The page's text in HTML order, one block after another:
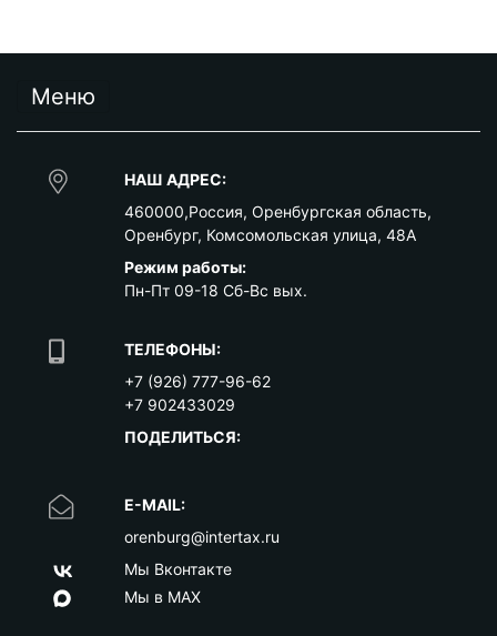
Меню
НАШ АДРЕС:
460000,Россия, Оренбургская область,
Оренбург, Комсомольская улица, 48А
Режим работы:
Пн-Пт 09-18 Сб-Вс вых.
ТЕЛЕФОНЫ:
+7 (926) 777-96-62
+7 902433029
ПОДЕЛИТЬСЯ:
E-MAIL:
orenburg@intertax.ru
Мы Вконтакте
Мы в MAX